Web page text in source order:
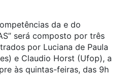
da e do
será composto por três
por Luciana de Paula
e Claudio Horst (Ufop), a
às quintas-feiras, das 9h